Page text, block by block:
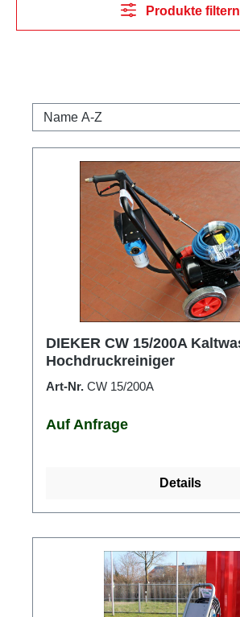
Produkte filtern
DIEKER CW 15/200A Kaltwasser -
Hochdruckreiniger
Art-Nr. CW 15/200A
Auf Anfrage
Details